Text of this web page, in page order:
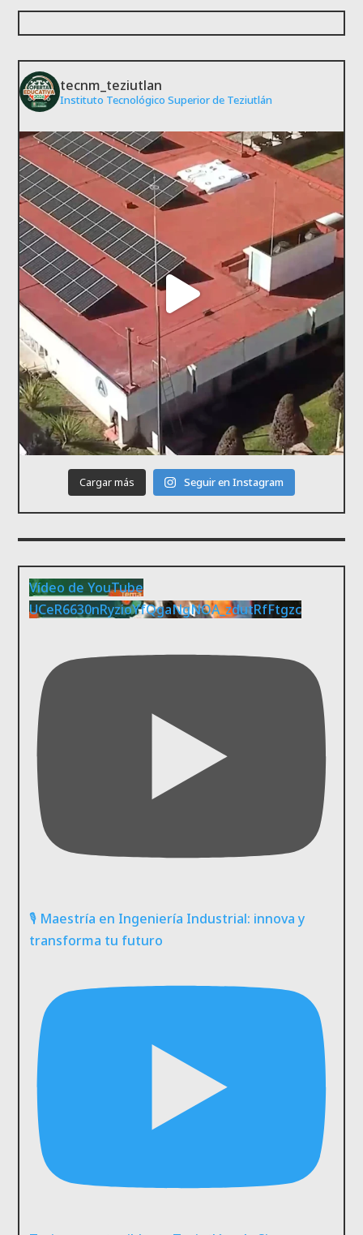
tecnm_teziutlan
Instituto Tecnológico Superior de Teziutlán
Cargar más Seguir en Instagram
Vídeo de YouTube
UCeR6630nRyzioYfQgaNgNOA_zdutRfFtgzc
🎙️ Maestría en Ingeniería Industrial: innova y
transforma tu futuro